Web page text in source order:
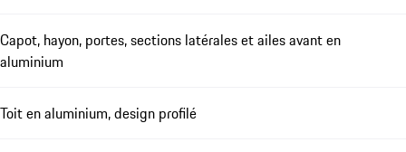
Capot, hayon, portes, sections latérales et ailes avant en
aluminium
Toit en aluminium, design profilé